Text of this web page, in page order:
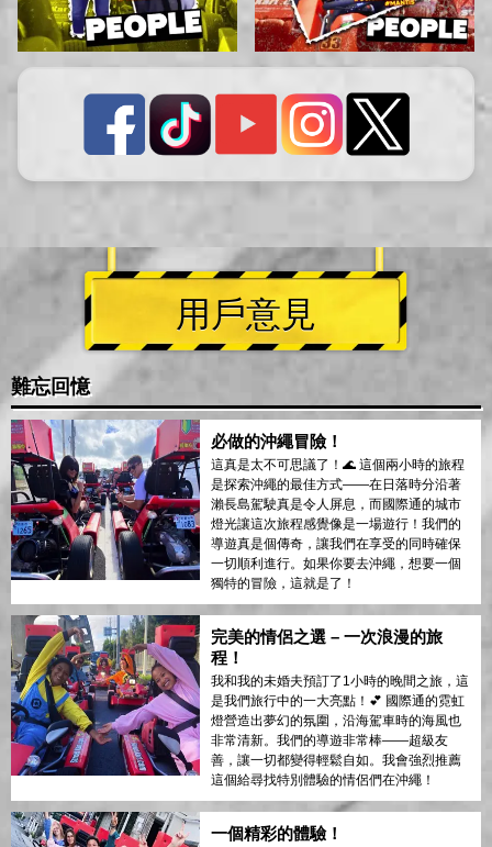
用戶意見
難忘回憶
必做的沖繩冒險！
這真是太不可思議了！🌊 這個兩小時的旅程
是探索沖繩的最佳方式——在日落時分沿著
瀨長島駕駛真是令人屏息，而國際通的城市
燈光讓這次旅程感覺像是一場遊行！我們的
導遊真是個傳奇，讓我們在享受的同時確保
一切順利進行。如果你要去沖繩，想要一個
獨特的冒險，這就是了！
完美的情侶之選 – 一次浪漫的旅
程！
我和我的未婚夫預訂了1小時的晚間之旅，這
是我們旅行中的一大亮點！💕 國際通的霓虹
燈營造出夢幻的氛圍，沿海駕車時的海風也
非常清新。我們的導遊非常棒——超級友
善，讓一切都變得輕鬆自如。我會強烈推薦
這個給尋找特別體驗的情侶們在沖繩！
一個精彩的體驗！